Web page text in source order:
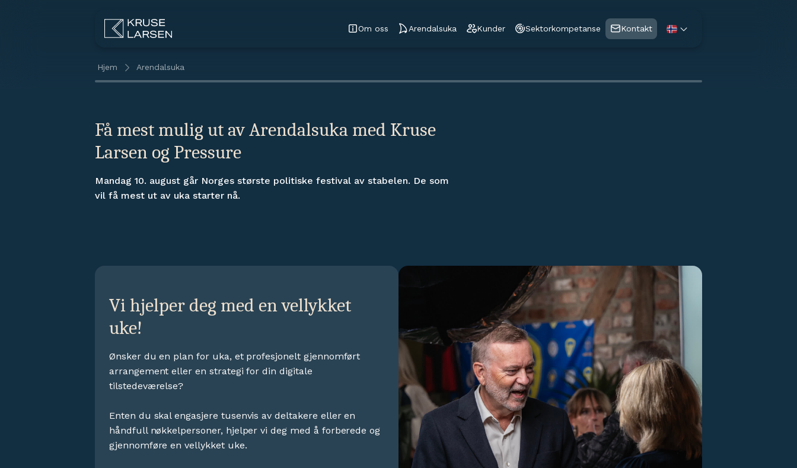
Om oss Arendalsuka Kunder Sektorkompetanse Kontakt
Hjem Arendalsuka
Få mest mulig ut av Arendalsuka med Kruse
Larsen og Pressure
Mandag 10. august går Norges største politiske festival av stabelen. De som
vil få mest ut av uka starter nå.
Vi hjelper deg med en vellykket
uke!
Ønsker du en plan for uka, et profesjonelt gjennomført
arrangement eller en strategi for din digitale
tilstedeværelse?
Enten du skal engasjere tusenvis av deltakere eller en
håndfull nøkkelpersoner, hjelper vi deg med å forberede og
gjennomføre en vellykket uke.